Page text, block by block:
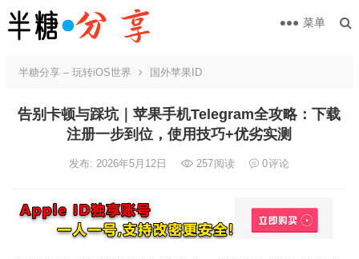
菜单
半糖分享 – 玩转iOS世界 国外苹果ID
告别卡顿与踩坑｜苹果手机Telegram全攻略：下载
注册一步到位，使用技巧+优劣实测
发布: 2026年5月12日 257阅读 0评论